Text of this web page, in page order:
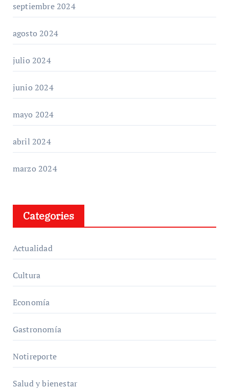
septiembre 2024
agosto 2024
julio 2024
junio 2024
mayo 2024
abril 2024
marzo 2024
Categories
Actualidad
Cultura
Economía
Gastronomía
Notireporte
Salud y bienestar